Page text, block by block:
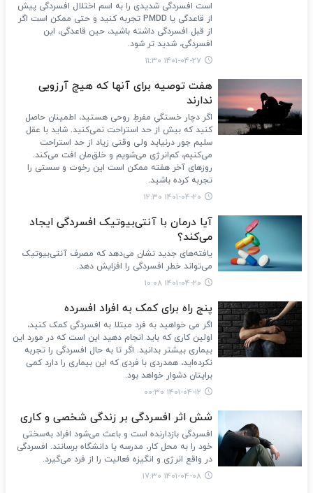
است افسردگی شدیدی را به اسم اختلال افسردگی پیش
از قاعدگی یا PMDD تجربه کنید و حتی ممکن است اگر
از قبل افسردگی داشته باشید، حین قاعدگی، این
افسردگی، شدید تر شود.
۱۴۰۱-۰۴-۲۷ ۱۱:۳۰
هفت توصیه برای آنها که هیچ آرزویی
ندارند
اگر دچار خستگیِ مفرطِ روحی هستید، اطمینان حاصل
کنید که بیش‌ از حد استراحت نمی‌کنید. شاید با عقل
سلیم جور درنیاید ولی وقتی زیاد از حد استراحت
می‌کنیم، کم‌انرژی می‌شویم و خلق‌مان افت می‌کند.
روزهای آخر هفته ممکن است این رخوت و سستی را
تجربه کرده باشید.
۱۴۰۱-۰۴-۲۰ ۱۲:۳۰
آیا درمان با آنتی‌بیوتیک افسردگی ایجاد
می‌کند؟
یافته‌های جدید نشان می‌دهد که مصرف آنتی‌بیوتیک
می‌تواند خطر افسردگی را افزایش دهد.
۱۴۰۱-۰۴-۲۰ ۱۰:۰۸
پنج راه برای کمک به افراد افسرده
اگر می خواهید به فرد مبتلا به افسردگی کمک کنید،
اولین کاری که باید انجام دهید این است که در مورد این
بیماری بیشتر بدانید. اگر تا به حال افسردگی را تجربه
نکرده‌اید، همدردی با فردی که این بیماری را دارد کمی
برایتان دشوار خواهد بود.
۱۴۰۱-۰۴-۱۲ ۰۰:۳۰
شش اثر افسردگی بر زندگی شخصی و کاری
افسردگی بازدارنده است و باعث می‌شود افراد به‌سختی
خود را به محل کار، مدرسه یا دانشگاه برسانند. افسردگی
در واقع انرژی و انگیزه فعالیت را از فرد می‌گیرد.
۱۴۰۱-۰۴-۰۸ ۱۷:۳۰